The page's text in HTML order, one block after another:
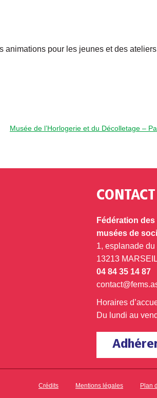
animations pour les jeunes et des
Musée de l’Horlogerie et du Décolletage –
CONTACT
Fédération
musées de
1, esplanade
13213
04 84 35 14 87
Horaires
Du lundi au
Crédits Mentions légales Plan